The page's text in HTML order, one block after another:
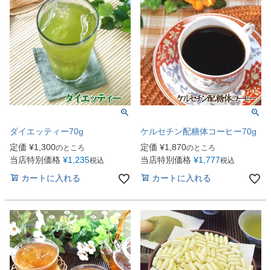
ダイエッティー70g
定価 ¥1,300のところ
当店特別価格 ¥1,235税込
カートに入れる
ケルセチン配糖体コーヒー70g
定価 ¥1,870のところ
当店特別価格 ¥1,777税込
カートに入れる